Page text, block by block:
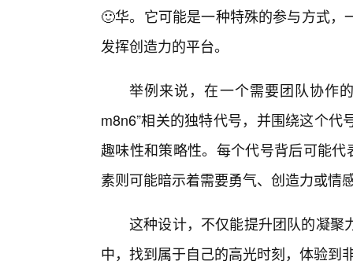
🙂华。它可能是一种特殊的参与方式
发挥创造力的平台。
举例来说，在一个需要团队协作
m8n6”相关的独特代号，并围绕这个
趣味性和策略性。每个代号背后可能
素则可能暗示着需要勇气、创造力或情
这种设计，不仅能提升团队的凝聚
中，找到属于自己的高光时刻，体验到